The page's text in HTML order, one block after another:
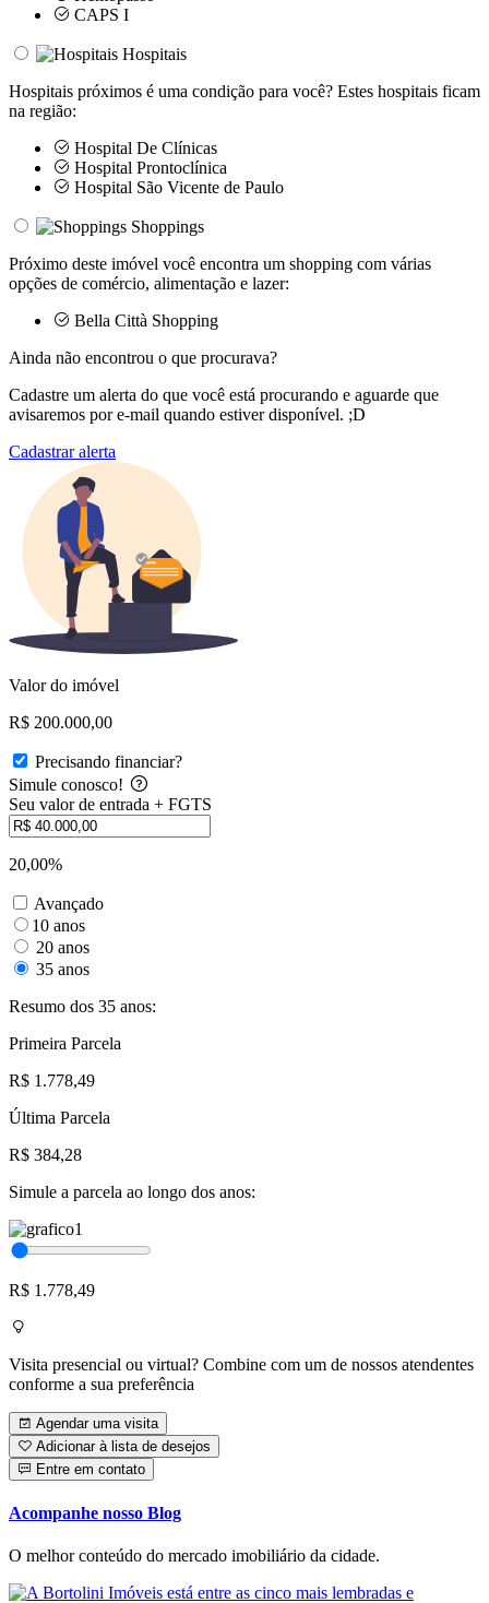
CAPS I
Hospitais
Hospitais próximos é uma condição para você? Estes hospitais ficam
na região:
Hospital De Clínicas
Hospital Prontoclínica
Hospital São Vicente de Paulo
Shoppings
Próximo deste imóvel você encontra um shopping com várias
opções de comércio, alimentação e lazer:
Bella Città Shopping
Ainda não encontrou o que procurava?
Cadastre um alerta do que você está procurando e aguarde que
avisaremos por e-mail quando estiver disponível. ;D
Cadastrar alerta
Valor do imóvel
R$ 200.000,00
Precisando financiar?
Simule conosco!
Seu valor de entrada + FGTS
20,00%
Avançado
10 anos
20 anos
35 anos
Resumo dos 35 anos:
Primeira Parcela
R$ 1.778,49
Última Parcela
R$ 384,28
Simule a parcela ao longo dos anos:
R$ 1.778,49
Visita presencial ou virtual? Combine com um de nossos atendentes
conforme a sua preferência
Agendar uma visita
Adicionar à lista de desejos
Entre em contato
Acompanhe nosso Blog
O melhor conteúdo do mercado imobiliário da cidade.